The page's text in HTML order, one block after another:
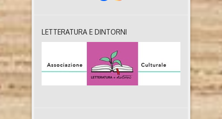
LETTERATURA E DINTORNI